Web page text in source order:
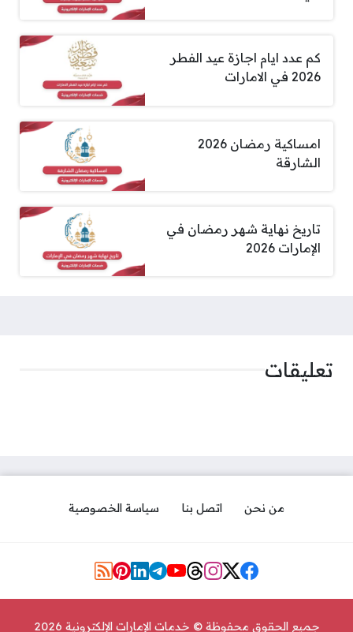
كم عدد ايام اجازة عيد الفطر
2026 في الامارات
امساكية رمضان 2026
الشارقة
تاريخ نهاية شهر رمضان في
الإمارات 2026
تعليقات
من نحن اتصل بنا سياسة الخصوصية
مواقع التواصل
جميع الحقوق محفوظة © خدمات الإمارات الإلكترونية 2026